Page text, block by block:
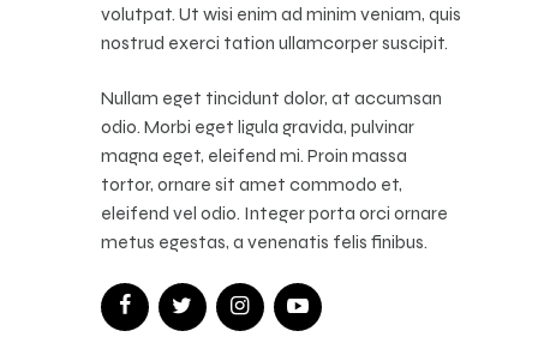
volutpat. Ut wisi enim ad minim veniam, quis
nostrud exerci tation ullamcorper suscipit.
Nullam eget tincidunt dolor, at accumsan
odio. Morbi eget ligula gravida, pulvinar
magna eget, eleifend mi. Proin massa
tortor, ornare sit amet commodo et,
eleifend vel odio. Integer porta orci ornare
metus egestas, a venenatis felis finibus.